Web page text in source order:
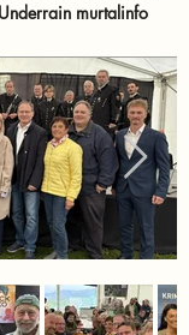
murtalinfo